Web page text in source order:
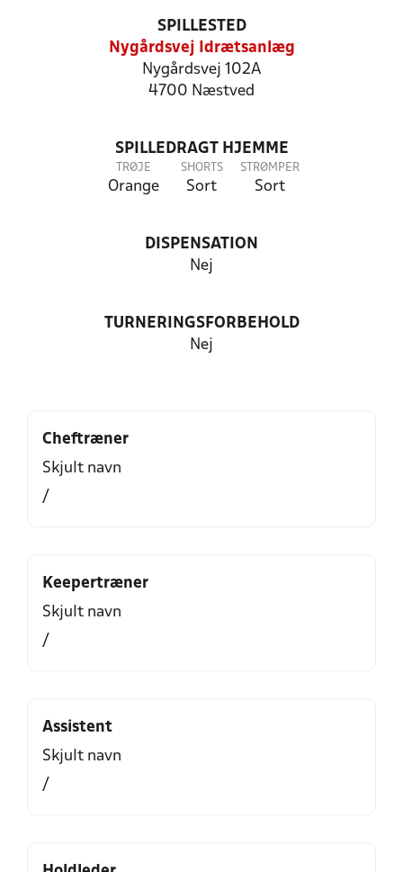
SPILLESTED
Nygårdsvej Idrætsanlæg
Nygårdsvej 102A
4700 Næstved
SPILLEDRAGT HJEMME
TRØJE
Orange
SHORTS
Sort
STRØMPER
Sort
DISPENSATION
Nej
TURNERINGSFORBEHOLD
Nej
Cheftræner
Skjult navn
/
Keepertræner
Skjult navn
/
Assistent
Skjult navn
/